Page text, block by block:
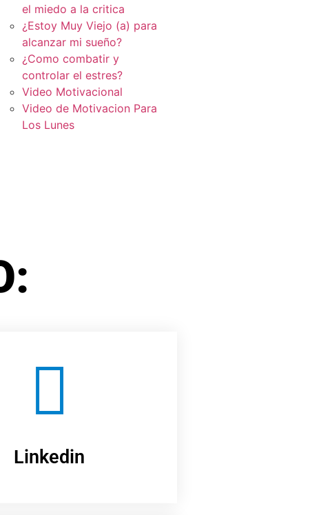
el miedo a la critica
¿Estoy Muy Viejo (a) para
alcanzar mi sueño?
¿Como combatir y
controlar el estres?
Video Motivacional
Video de Motivacion Para
Los Lunes
Linkedin